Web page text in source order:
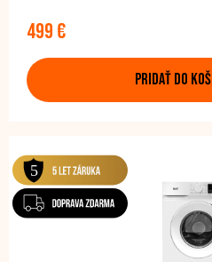
pracích programov, Soft
499 €
PRIDAŤ DO